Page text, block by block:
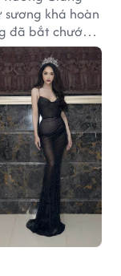
khá hoàn
đã bắt chước
trang.